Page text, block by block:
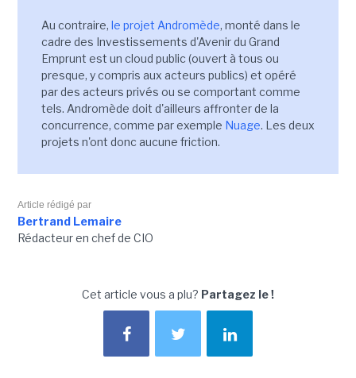
Au contraire, le projet Andromède, monté dans le
cadre des Investissements d'Avenir du Grand
Emprunt est un cloud public (ouvert à tous ou
presque, y compris aux acteurs publics) et opéré
par des acteurs privés ou se comportant comme
tels. Andromède doit d'ailleurs affronter de la
concurrence, comme par exemple Nuage. Les deux
projets n'ont donc aucune friction.
Article rédigé par
Bertrand Lemaire
Rédacteur en chef de CIO
Cet article vous a plu? Partagez le !